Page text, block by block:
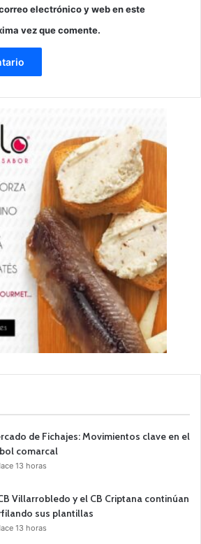
electrónico y web en este
vez que comente.
de Fichajes: Movimientos clave en el
comarcal
13 horas
Villarrobledo y el CB Criptana continúan
sus plantillas
13 horas